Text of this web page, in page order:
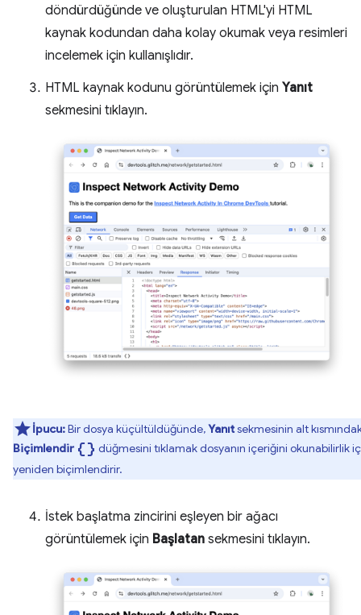
döndürdüğünde ve oluşturulan HTML'yi HTML
kaynak kodundan daha kolay okumak veya resimleri
incelemek için kullanışlıdır.
HTML kaynak kodunu görüntülemek için Yanıt
sekmesini tıklayın.
İpucu:Bir dosya küçültüldüğünde,Yanıtsekmesinin alt
Biçimlendir data_object düğmesini tıklamak dosyanın içeriğini okunabilirlik
yeniden biçimlendirir.
İstek başlatma zincirini eşleyen bir ağacı
görüntülemek için Başlatan sekmesini tıklayın.